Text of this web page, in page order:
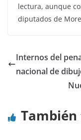
lectura, aunque
diputados de
Internos del
nacional de